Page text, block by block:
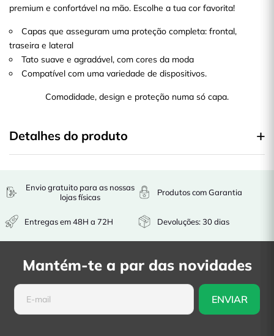
premium e confortável na mão. Escolhe a tua cor favorita!
Capas que asseguram uma proteção completa: frontal,
traseira e lateral
Tato suave e agradável, com cores da moda
Compatível com uma variedade de dispositivos.
Comodidade, design e proteção numa só capa.
Detalhes do produto
Envio gratuito para as nossas
lojas físicas
Entregas em 48H a 72H
Produtos com Garantia
Devoluções: 30 dias
Mantém-te a par das novidades